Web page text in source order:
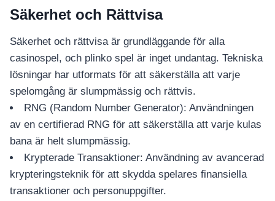
Säkerhet och Rättvisa
Säkerhet och rättvisa är grundläggande för alla
casinospel, och plinko spel är inget undantag. Tekniska
lösningar har utformats för att säkerställa att varje
spelomgång är slumpmässig och rättvis.
RNG (Random Number Generator): Användningen
av en certifierad RNG för att säkerställa att varje kulas
bana är helt slumpmässig.
Krypterade Transaktioner: Användning av avancerad
krypteringsteknik för att skydda spelares finansiella
transaktioner och personuppgifter.